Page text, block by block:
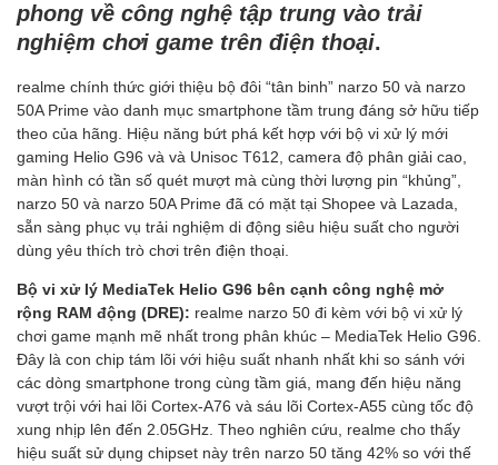
phong về công nghệ tập trung vào trải
nghiệm chơi game trên điện thoại.
realme chính thức giới thiệu bộ đôi “tân binh” narzo 50 và narzo
50A Prime vào danh mục smartphone tầm trung đáng sở hữu tiếp
theo của hãng. Hiệu năng bứt phá kết hợp với bộ vi xử lý mới
gaming Helio G96 và và Unisoc T612, camera độ phân giải cao,
màn hình có tần số quét mượt mà cùng thời lượng pin “khủng”,
narzo 50 và narzo 50A Prime đã có mặt tại Shopee và Lazada,
sẵn sàng phục vụ trải nghiệm di động siêu hiệu suất cho người
dùng yêu thích trò chơi trên điện thoại.
Bộ vi xử lý MediaTek Helio G96 bên cạnh công nghệ mở
rộng RAM động (DRE): realme narzo 50 đi kèm với bộ vi xử lý
chơi game mạnh mẽ nhất trong phân khúc – MediaTek Helio G96.
Đây là con chip tám lõi với hiệu suất nhanh nhất khi so sánh với
các dòng smartphone trong cùng tầm giá, mang đến hiệu năng
vượt trội với hai lõi Cortex-A76 và sáu lõi Cortex-A55 cùng tốc độ
xung nhịp lên đến 2.05GHz. Theo nghiên cứu, realme cho thấy
hiệu suất sử dụng chipset này trên narzo 50 tăng 42% so với thế